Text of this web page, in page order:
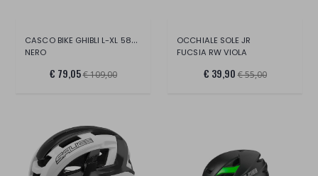
CASCO BIKE GHIBLI L-XL 58-62 CM
NERO
€ 79,05€ 109,00
OCCHIALE SOLE JR
FUCSIA RW VIOLA
€ 39,90 € 55,00